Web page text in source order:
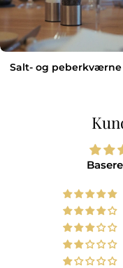
Salt- og peberkværne